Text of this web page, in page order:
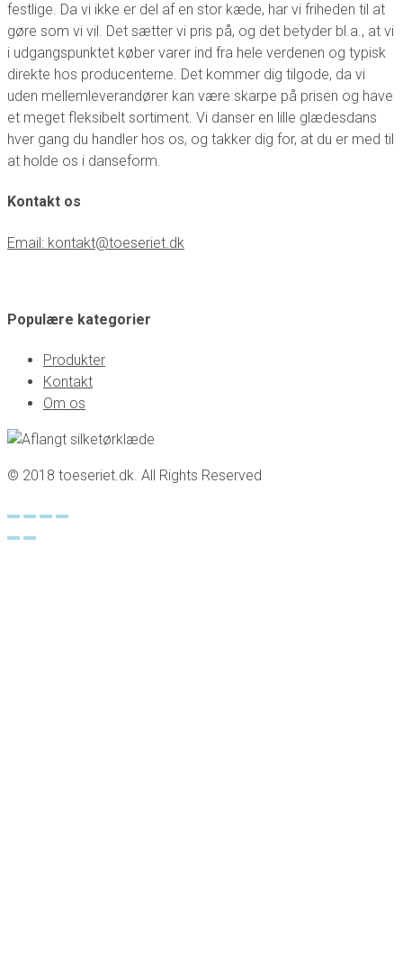
festlige. Da vi ikke er del af en stor kæde, har vi friheden til at
gøre som vi vil. Det sætter vi pris på, og det betyder bl.a., at vi
i udgangspunktet køber varer ind fra hele verdenen og typisk
direkte hos producenterne. Det kommer dig tilgode, da vi
uden mellemleverandører kan være skarpe på prisen og have
et meget fleksibelt sortiment. Vi danser en lille glædesdans
hver gang du handler hos os, og takker dig for, at du er med til
at holde os i danseform.
Kontakt os
Email: kontakt@toeseriet.dk
Populære kategorier
Produkter
Kontakt
Om os
© 2018 toeseriet.dk. All Rights Reserved